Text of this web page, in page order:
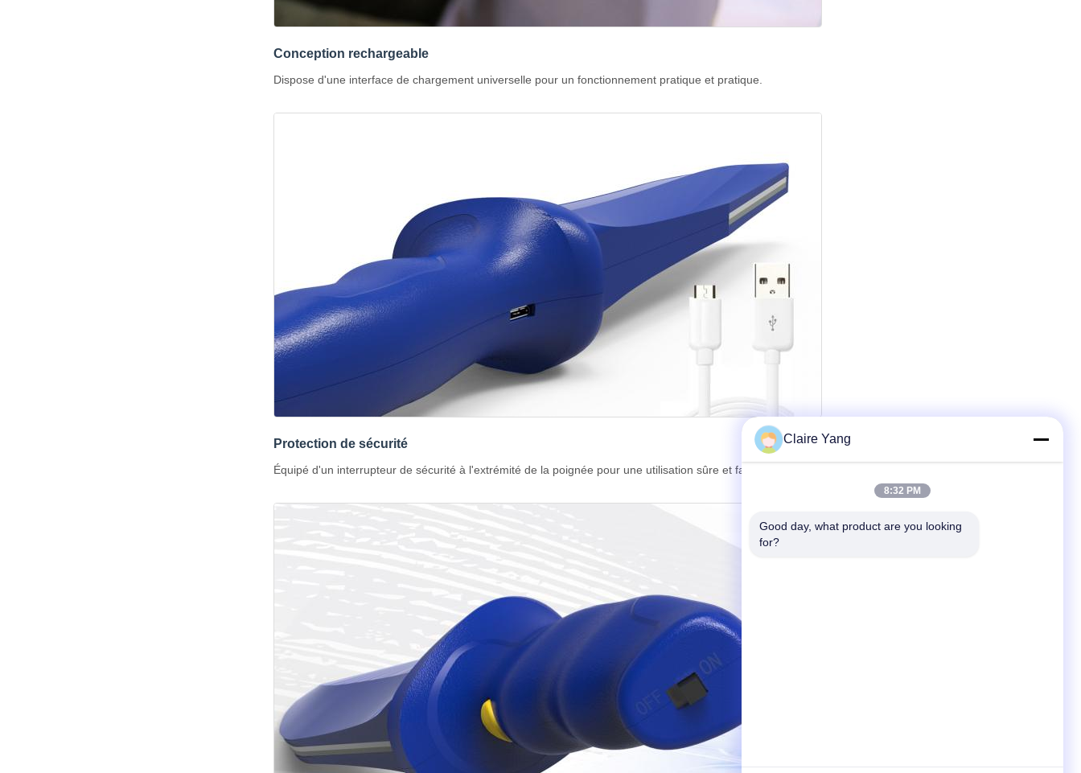
Conception rechargeable
Dispose d'une interface de chargement universelle pour un fonctionnement pratique et pratique.
Protection de sécurité
Équipé d'un interrupteur de sécurité à l'extrémité de la poignée pour une utilisation sûre et facile.
Claire Yang
8:32 PM
Good day, what product are you looking
for?